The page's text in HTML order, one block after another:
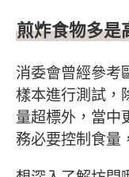
煎炸食物多是
消委會曾經參考
樣本進行測試，
量超標外，當中
務必要控制食量